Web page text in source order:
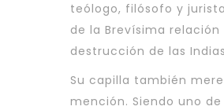
teólogo, filósofo y
de la Brevísima relación
destrucción de las
Su capilla también
mención. Siendo uno de